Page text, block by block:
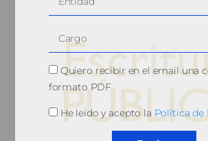
Quiero recibir en el email una
formato PDF
He leído y acepto la Política de